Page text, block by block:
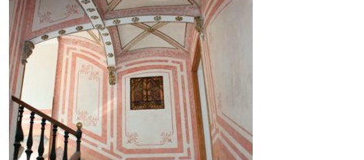
OBRA PÚBLICA
REFORMAS, REHABILITACIÓN Y OBRA NUEVA PRIVADA
FACHADAS VENTILADAS
BLOG
CONTACTO